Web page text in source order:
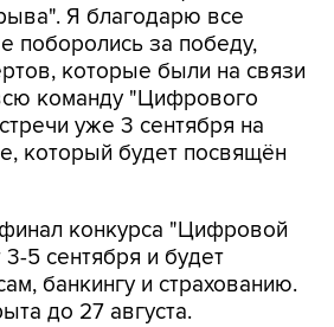
Я благодарю все
поборолись за победу,
которые были на связи
команду "Цифрового
уже 3 сентября на
который будет посвящён
конкурса "Цифровой
5 сентября и будет
банкингу и страхованию.
до 27 августа.